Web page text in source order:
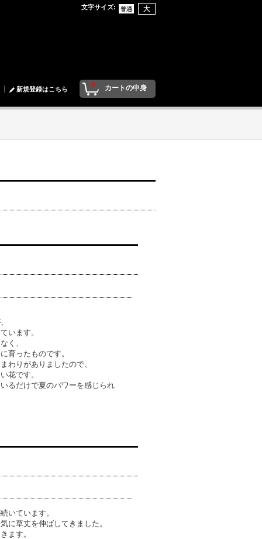
文字サイズ:
0 カートの中身
新規登録はこちら
います。
く、
育ったものです。
わりがありましたので、
花です。
るだけで夏のパワーを感じられ
いています。
に草丈を伸ばしてきました。
ます。